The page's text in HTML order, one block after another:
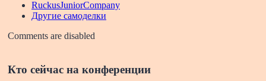
RuckusJuniorCompany
Другие самоделки
Comments are disabled
Кто сейчас на конференции